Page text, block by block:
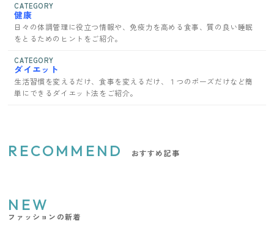
CATEGORY
健康
日々の体調管理に役立つ情報や、免疫力を高める食事、質の良い睡眠
をとるためのヒントをご紹介。
CATEGORY
ダイエット
生活習慣を変えるだけ、食事を変えるだけ、１つのポーズだけなど簡
単にできるダイエット法をご紹介。
RECOMMEND おすすめ記事
NEW
ファッションの新着